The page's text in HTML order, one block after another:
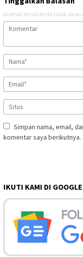
Alamat email Anda tidak akan
Simpan nama, email,
komentar saya berikutnya.
IKUTI KAMI DI